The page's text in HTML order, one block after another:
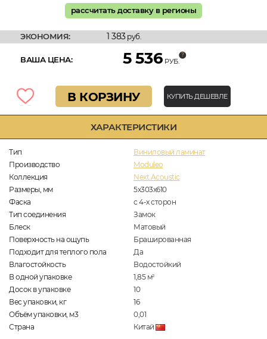
ХАРАКТЕРИСТИКИ
Тип
Виниловый ламинат
Производство
Moduleo
Коллекция
Next Acoustic
Размеры, мм
5х303х610
Фаска
с 4-х сторон
Тип соединения
Замок
Блеск
Матовый
Поверхность на ощупь
Брашированная
Подходит для теплого пола
Да
Влагостойкость
Водостойкий
В одной упаковке
1,85 м2
Досок в упаковке
10
Вес упаковки, кг
16
Объём упаковки, м3
0,01
Страна
Китай
рассчитать доставку в регионы
ЭКОНОМИЯ: 1 383руб.
ВАША ЦЕНА: 5 536 РУБ.
В КОРЗИНУ КУПИТЬ ДЕШЕВЛЕ